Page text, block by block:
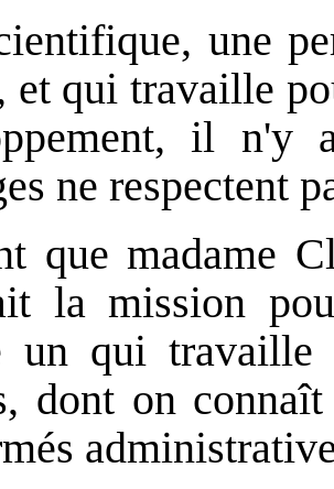
une
et qui travaille
il
ne respectent
que madame
la mission
un qui
dont on